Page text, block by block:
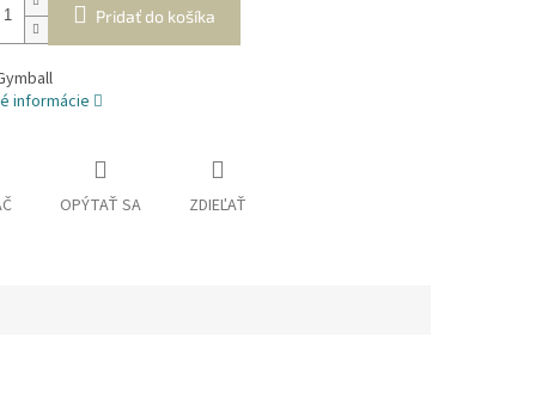
Pridať do košíka
informácie
OPÝTAŤ SA ZDIEĽAŤ